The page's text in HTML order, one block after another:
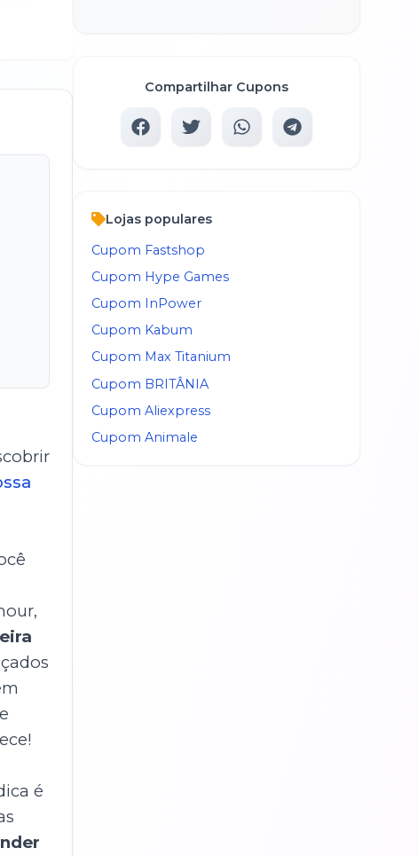
é
Compartilhar Cupons
Lojas populares
Cupom Fastshop
Cupom Hype Games
Cupom InPower
Cupom Kabum
Cupom Max Titanium
Cupom BRITÂNIA
CupomAliexpress
CupomAnimale